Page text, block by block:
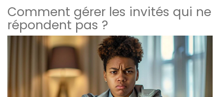
Comment gérer les invités qui ne
répondent pas ?